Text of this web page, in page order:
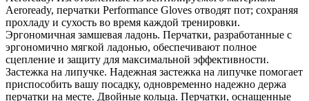
Aeroready, перчатки Performance Gloves отводят пот; сохраняя
прохладу и сухость во время каждой тренировки.
Эргономичная замшевая ладонь. Перчатки, разработанные с
эргономично мягкой ладонью, обеспечивают полное
сцепление и защиту для максимальной эффективности.
Застежка на липучке. Надежная застежка на липучке помогает
приспособить вашу посадку, одновременно надежно держа
перчатки на месте. Двойные кольца. Перчатки, оснащенные